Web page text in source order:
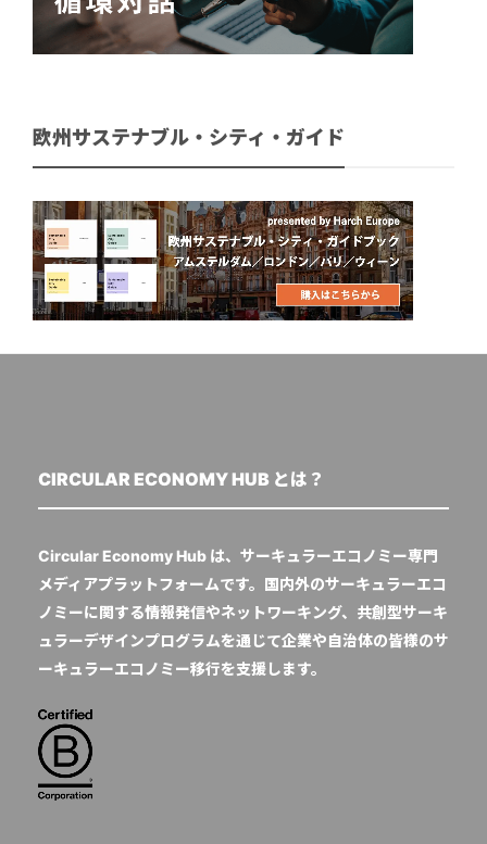
欧州サステナブル・シティ・ガイド
CIRCULAR ECONOMY HUB とは？
Circular Economy Hub は、サーキュラーエコノミー専門
メディアプラットフォームです。国内外のサーキュラーエコ
ノミーに関する情報発信やネットワーキング、共創型サーキ
ュラーデザインプログラムを通じて企業や自治体の皆様のサ
ーキュラーエコノミー移行を支援します。